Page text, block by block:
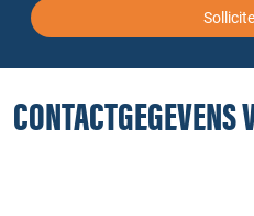
CONTACTGEGEVENS